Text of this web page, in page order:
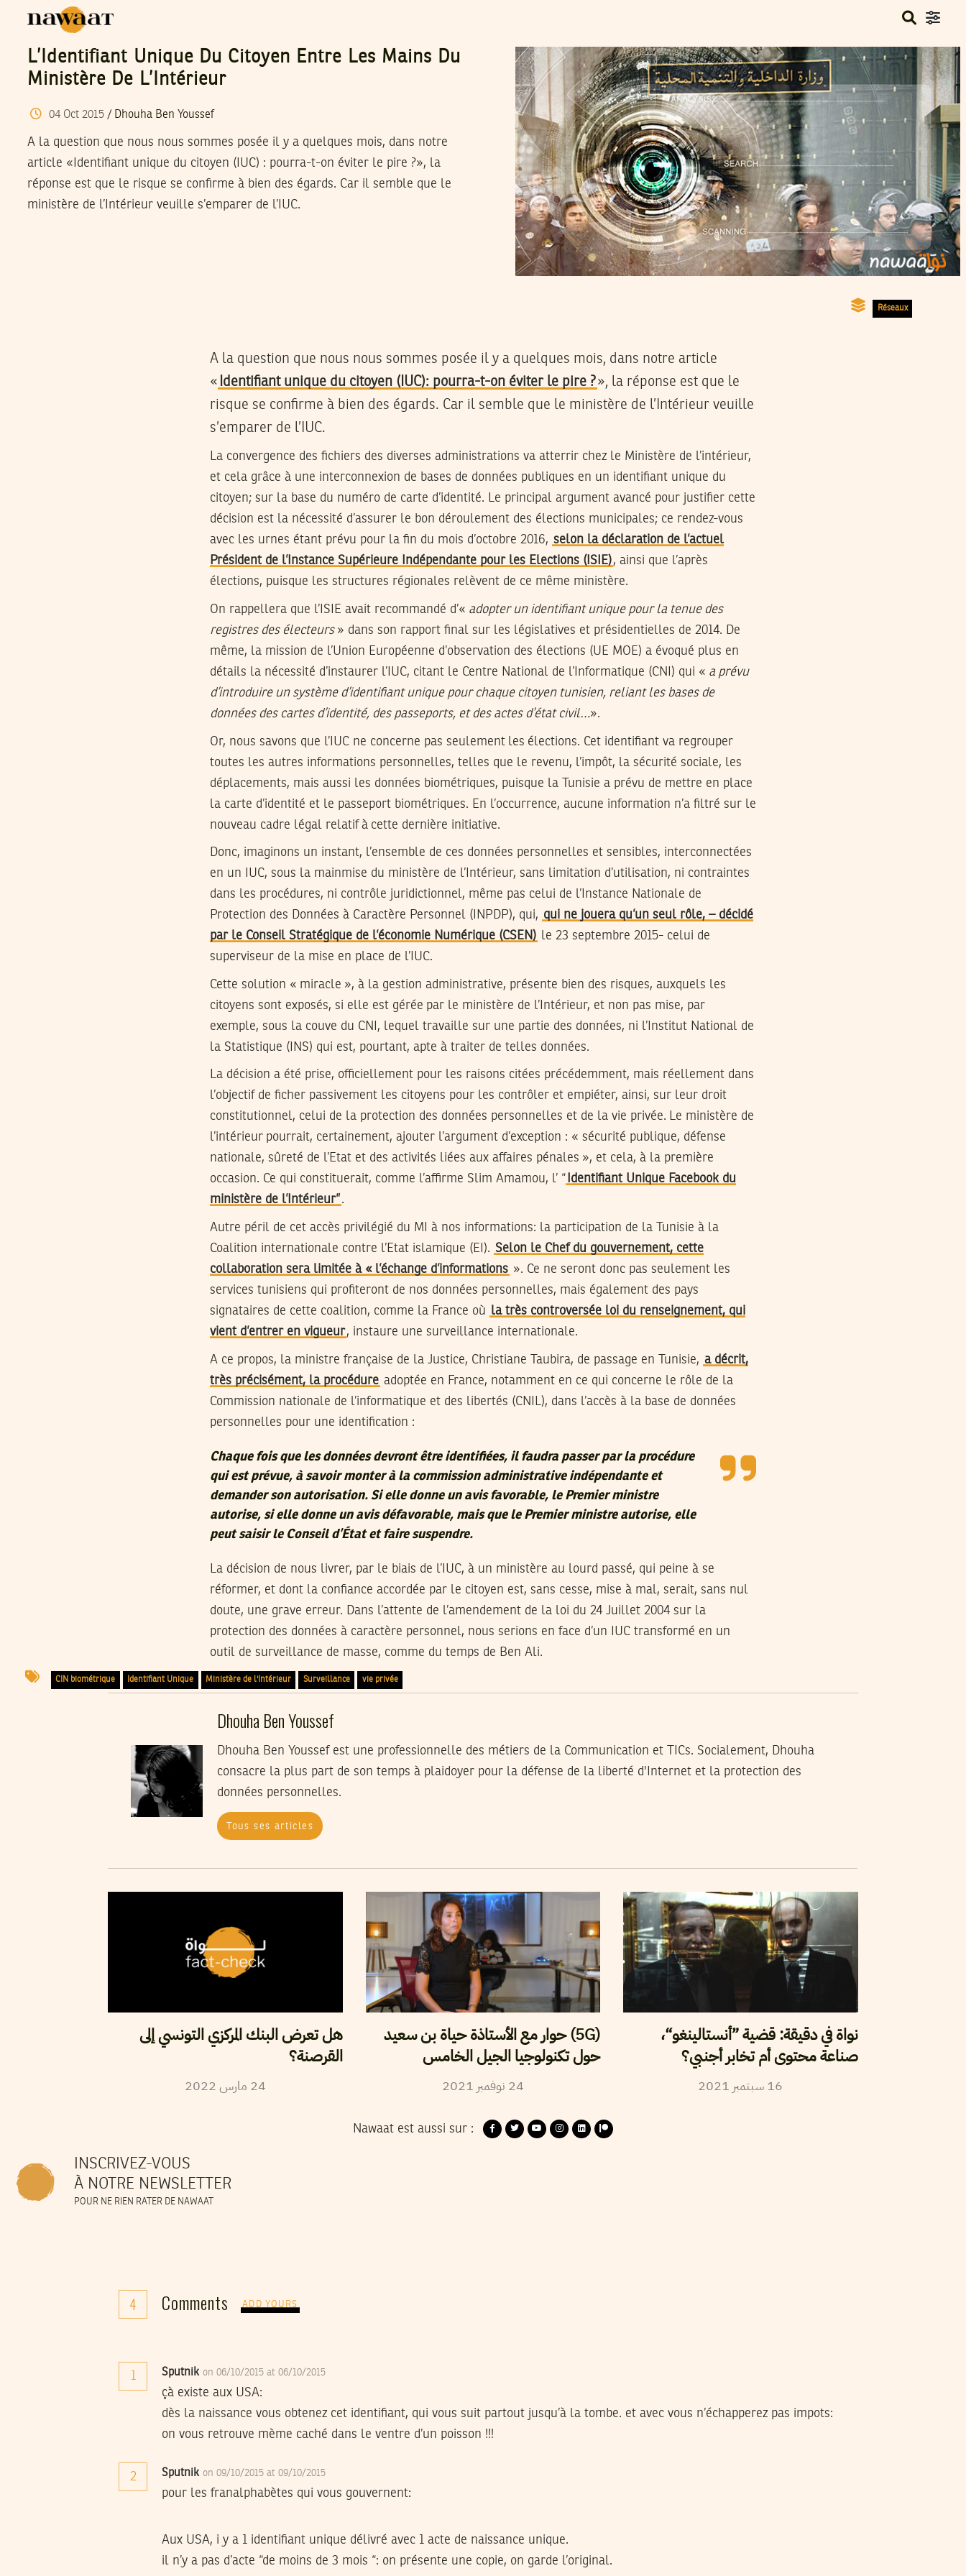
L’Identifiant Unique Du Citoyen Entre Les Mains Du
Ministère De L’Intérieur
04 Oct 2015/ Dhouha Ben Youssef
A la question que nous nous sommes posée il y a quelques mois, dans notre
article «Identifiant unique du citoyen (IUC) : pourra-t-on éviter le pire ?», la
réponse est que le risque se confirme à bien des égards. Car il semble que le
ministère de l’Intérieur veuille s’emparer de l’IUC.
Réseaux
A la question que nous nous sommes posée il y a quelques mois, dans notre article
« Identifiant unique du citoyen (IUC): pourra-t-on éviter le pire ?», la réponse est que le
risque se confirme à bien des égards. Car il semble que le ministère de l’Intérieur veuille
s’emparer de l’IUC.
La convergence des fichiers des diverses administrations va atterrir chez le Ministère de l’intérieur,
et cela grâce à une interconnexion de bases de données publiques en un identifiant unique du
citoyen; sur la base du numéro de carte d’identité. Le principal argument avancé pour justifier cette
décision est la nécessité d’assurer le bon déroulement des élections municipales; ce rendez-vous
avec les urnes étant prévu pour la fin du mois d’octobre 2016, selon la déclaration de l’actuel
Président de l’Instance Supérieure Indépendante pour les Elections (ISIE), ainsi que l’après
élections, puisque les structures régionales relèvent de ce même ministère.
On rappellera que l’ISIE avait recommandé d’« adopter un identifiant unique pour la tenue des
registres des électeurs» dans son rapport final sur les législatives et présidentielles de 2014. De
même, la mission de l’Union Européenne d’observation des élections (UE MOE) a évoqué plus en
détails la nécessité d’instaurer l’IUC, citant le Centre National de l’Informatique (CNI) qui « a prévu
d’introduire un système d’identifiant unique pour chaque citoyen tunisien, reliant les bases de
données des cartes d’identité, des passeports, et des actes d’état civil…».
Or, nous savons que l’IUC ne concerne pas seulement les élections. Cet identifiant va regrouper
toutes les autres informations personnelles, telles que le revenu, l’impôt, la sécurité sociale, les
déplacements, mais aussi les données biométriques, puisque la Tunisie a prévu de mettre en place
la carte d’identité et le passeport biométriques. En l’occurrence, aucune information n’a filtré sur le
nouveau cadre légal relatif à cette dernière initiative.
Donc, imaginons un instant, l’ensemble de ces données personnelles et sensibles, interconnectées
en un IUC, sous la mainmise du ministère de l’Intérieur, sans limitation d’utilisation, ni contraintes
dans les procédures, ni contrôle juridictionnel, même pas celui de l’Instance Nationale de
Protection des Données à Caractère Personnel (INPDP), qui, qui ne jouera qu’un seul rôle, – décidé
par le Conseil Stratégique de l’économie Numérique (CSEN) le 23 septembre 2015- celui de
superviseur de la mise en place de l’IUC.
Cette solution « miracle », à la gestion administrative, présente bien des risques, auxquels les
citoyens sont exposés, si elle est gérée par le ministère de l’Intérieur, et non pas mise, par
exemple, sous la couve du CNI, lequel travaille sur une partie des données, ni l’Institut National de
la Statistique (INS) qui est, pourtant, apte à traiter de telles données.
La décision a été prise, officiellement pour les raisons citées précédemment, mais réellement dans
l’objectif de ficher passivement les citoyens pour les contrôler et empiéter, ainsi, sur leur droit
constitutionnel, celui de la protection des données personnelles et de la vie privée. Le ministère de
l’intérieur pourrait, certainement, ajouter l’argument d’exception : « sécurité publique, défense
nationale, sûreté de l’Etat et des activités liées aux affaires pénales », et cela, à la première
occasion. Ce qui constituerait, comme l’affirme Slim Amamou, l’ “ Identifiant Unique Facebook du
ministère de l’Intérieur”.
Autre péril de cet accès privilégié du MI à nos informations: la participation de la Tunisie à la
Coalition internationale contre l’Etat islamique (EI). Selon le Chef du gouvernement, cette
collaboration sera limitée à « l’échange d’informations ». Ce ne seront donc pas seulement les
services tunisiens qui profiteront de nos données personnelles, mais également des pays
signataires de cette coalition, comme la France où la très controversée loi du renseignement, qui
vient d’entrer en vigueur, instaure une surveillance internationale.
A ce propos, la ministre française de la Justice, Christiane Taubira, de passage en Tunisie, a décrit,
très précisément, la procédure adoptée en France, notamment en ce qui concerne le rôle de la
Commission nationale de l’informatique et des libertés (CNIL), dans l’accès à la base de données
personnelles pour une identification :
Chaque fois que les données devront être identifiées, il faudra passer par la procédure
qui est prévue, à savoir monter à la commission administrative indépendante et
demander son autorisation. Si elle donne un avis favorable, le Premier ministre
autorise, si elle donne un avis défavorable, mais que le Premier ministre autorise, elle
peut saisir le Conseil d’État et faire suspendre.
La décision de nous livrer, par le biais de l’IUC, à un ministère au lourd passé, qui peine à se
réformer, et dont la confiance accordée par le citoyen est, sans cesse, mise à mal, serait, sans nul
doute, une grave erreur. Dans l’attente de l’amendement de la loi du 24 Juillet 2004 sur la
protection des données à caractère personnel, nous serions en face d’un IUC transformé en un
outil de surveillance de masse, comme du temps de Ben Ali.
CIN biométrique Identifiant Unique Ministère de l'Intérieur Surveillance vie privée
Dhouha Ben Youssef
Dhouha Ben Youssef est une professionnelle des métiers de la Communication et TICs. Socialement, Dhouha
consacre la plus part de son temps à plaidoyer pour la défense de la liberté d'Internet et la protection des
données personnelles.
Tous ses articles
هل تعرض البنك المركزي التونسي إلى
القرصنة؟
24 مارس2022
(5G) حوار مع الأستاذة حياة بن سعيد
حول تكنولوجيا الجيل الخامس
24 نوفمبر 2021
نواة في دقيقة: قضية ”أنستالينغو“،
صناعة محتوى أم تخابر أجنبي؟
16سبتمبر 2021
Nawaat est aussi sur :
INSCRIVEZ-VOUS
À NOTRE NEWSLETTER
POUR NE RIEN RATER DE NAWAAT
4 Comments ADD YOURS
1 Sputnik on 06/10/2015 at 06/10/2015
çà existe aux USA:
dès la naissance vous obtenez cet identifiant, qui vous suit partout jusqu’à la tombe. et avec vous n’échapperez pas impots:
on vous retrouve mème caché dans le ventre d’un poisson !!!
2 Sputnik on 09/10/2015 at 09/10/2015
pour les franalphabètes qui vous gouvernent:
Aux USA, i y a 1 identifiant unique délivré avec 1 acte de naissance unique.
il n’y a pas d’acte “de moins de 3 mois “: on présente une copie, on garde l’original.